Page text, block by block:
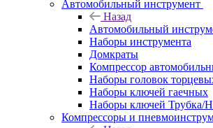
Автомобильный инструмент
Назад
Автомобильный
Наборы инструмента
Домкраты
Компрессор
Наборы головок
Наборы ключей гаечных
Наборы ключей Трубка/
Компрессоры и